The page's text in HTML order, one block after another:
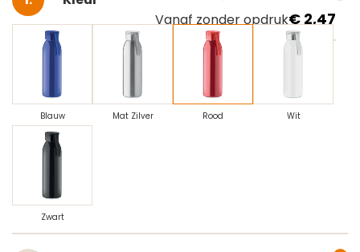
Vanaf zonder opdruk€ 2,47
Blauw Mat Zilver Rood Wit
Zwart